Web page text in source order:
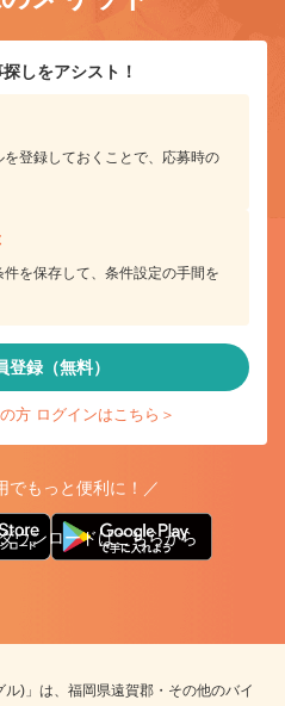
しをアシスト！
登録しておくことで、応募時の
を保存して、条件設定の手間を
登録（無料）
方 ログインはこちら＞
でもっと便利に！／
ウンロードはこちらから
ル)」は、福岡県遠賀郡・その他のバイ